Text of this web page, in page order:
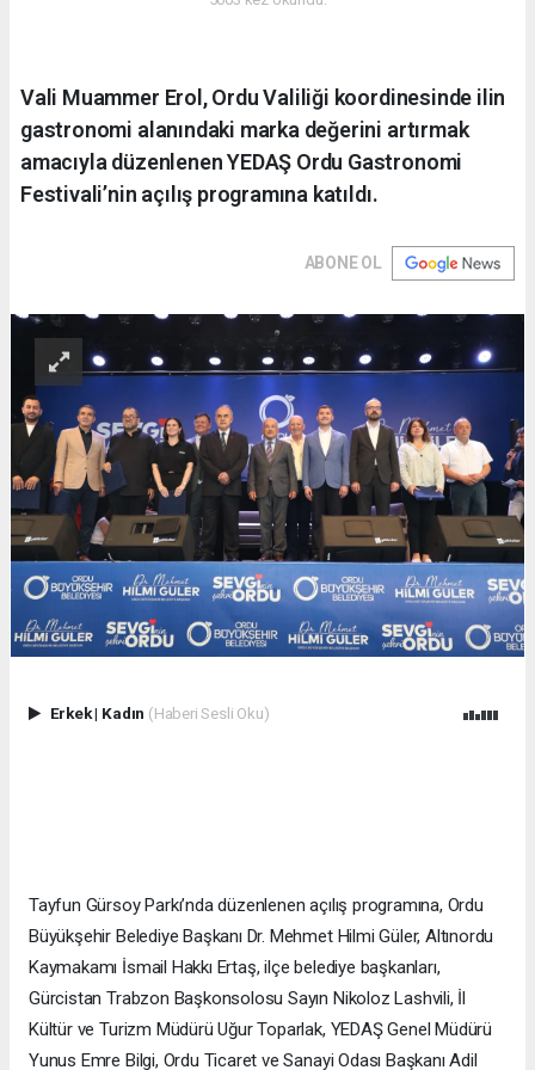
Vali Muammer Erol, Ordu Valiliği koordinesinde ilin
gastronomi alanındaki marka değerini artırmak
amacıyla düzenlenen YEDAŞ Ordu Gastronomi
Festivali’nin açılış programına katıldı.
ABONE OL
Erkek| Kadın (Haberi Sesli Oku)
Tayfun Gürsoy Parkı’nda düzenlenen açılış programına, Ordu
Büyükşehir Belediye Başkanı Dr. Mehmet Hilmi Güler, Altınordu
Kaymakamı İsmail Hakkı Ertaş, ilçe belediye başkanları,
Gürcistan Trabzon Başkonsolosu Sayın Nikoloz Lashvili, İl
Kültür ve Turizm Müdürü Uğur Toparlak, YEDAŞ Genel Müdürü
Yunus Emre Bilgi, Ordu Ticaret ve Sanayi Odası Başkanı Adil